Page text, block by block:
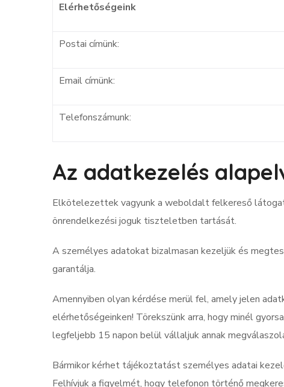
Elérhetőségeink
Postai címünk:
Email címünk:
Telefonszámunk:
Az adatkezelés
Elkötelezettek vagyunk a weboldalt felkereső
önrendelkezési joguk tiszteletben tartását.
A személyes adatokat bizalmasan kezeljük és
garantálja.
Amennyiben olyan kérdése merül fel, amely jelen
elérhetőségeinken! Törekszünk arra, hogy minél
legfeljebb 15 napon belül vállaljuk annak
Bármikor kérhet tájékoztatást személyes adatai
Felhívjuk a figyelmét, hogy telefonon történő